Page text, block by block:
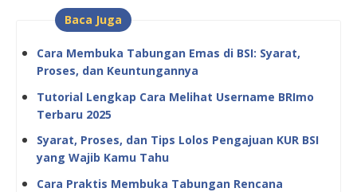
Baca Juga
Cara Membuka Tabungan Emas di BSI: Syarat,
Proses, dan Keuntungannya
Tutorial Lengkap Cara Melihat Username BRImo
Terbaru 2025
Syarat, Proses, dan Tips Lolos Pengajuan KUR BSI
yang Wajib Kamu Tahu
Cara Praktis Membuka Tabungan Rencana